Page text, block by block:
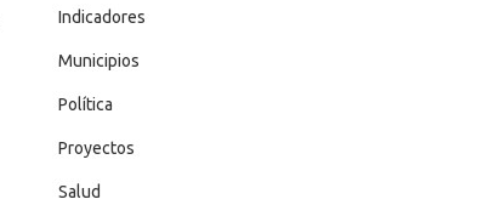
Indicadores
Municipios
Política
Proyectos
Salud